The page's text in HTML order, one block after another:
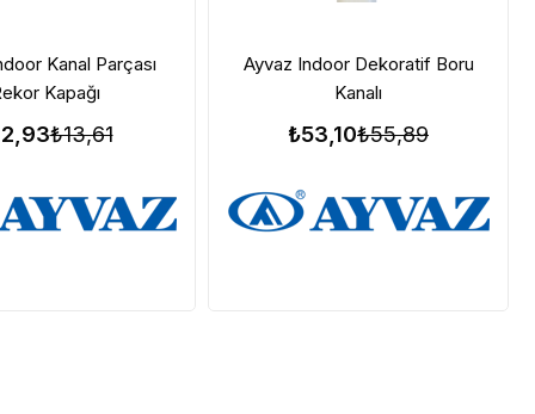
Kanal Parçası
Kapağı
₺13,61
Ayvaz Indoor Dekoratif Boru
Kanalı
₺53,10₺55,89